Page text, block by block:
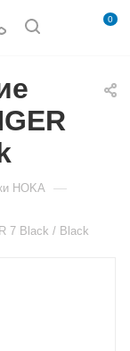
0
HOKA —
7 Black / Black